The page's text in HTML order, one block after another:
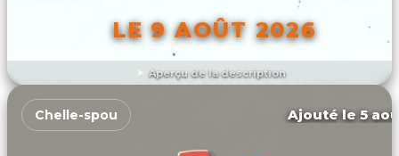
Aperçu de la description
LE 9 AOÛT 2026
DÉCOUVRIR L'ÉVÉNEMENT
Chelle-spou Ajouté le 5